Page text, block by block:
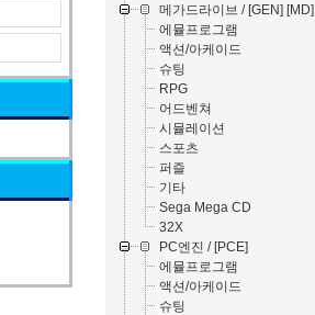
메가드라이브 / [GEN] [MD]
에뮬프로그램
액션/아케이드
슈팅
RPG
어드벤쳐
시뮬레이션
스포츠
퍼즐
기타
Sega Mega CD
32X
PC엔진 / [PCE]
에뮬프로그램
액션/아케이드
슈팅